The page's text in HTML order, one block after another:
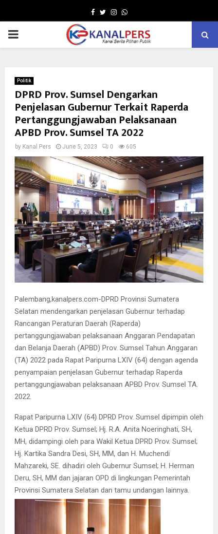
Facebook
TwitterInstagram
Whatsapp
PRIMARY
Politik
DPRD Prov. Sumsel Dengarkan
Penjelasan Gubernur Terkait Raperda
Pertanggungjawaban Pelaksanaan
APBD Prov. Sumsel TA 2022
by Kanal Pers June 5, 2023 0 605
Palembang,kanalpers.com-DPRD Provinsi Sumatera
Selatan mendengarkan penjelasan Gubernur terhadap
Rancangan Peraturan Daerah (Raperda)
pertanggungjawaban pelaksanaan Anggaran Pendapatan
dan Belanja Daerah (APBD) Prov. Sumsel Tahun Anggaran
(TA) 2022 pada Rapat Paripurna LXIV (64) dengan agenda
penyampaian penjelasan Gubernur terhadap Raperda
pertanggungjawaban pelaksanaan APBD Prov. Sumsel TA.
2022.
Rapat Paripurna LXIV (64) DPRD Prov. Sumsel dipimpin oleh
Ketua DPRD Prov. Sumsel; Hj. R.A. Anita Noeringhati, SH,
MH, didampingi oleh para Wakil Ketua DPRD Prov. Sumsel;
Hj. Kartika Sandra Desi, SH, MM, dan H. Muchendi
Mahzareki, SE. dihadiri oleh Gubernur Sumsel; H. Herman
Deru, SH, MM dan jajaran OPD di lingkungan Pemerintah
Provinsi Sumatera Selatan dan tamu undangan lainnya.